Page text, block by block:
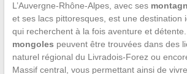
L’Auvergne-Rhône-Alpes, avec ses
et ses lacs pittoresques, est une destination
qui recherchent à la fois aventure et
mongoles peuvent être trouvées dans des
naturel régional du Livradois-Forez ou
Massif central, vous permettant ainsi de